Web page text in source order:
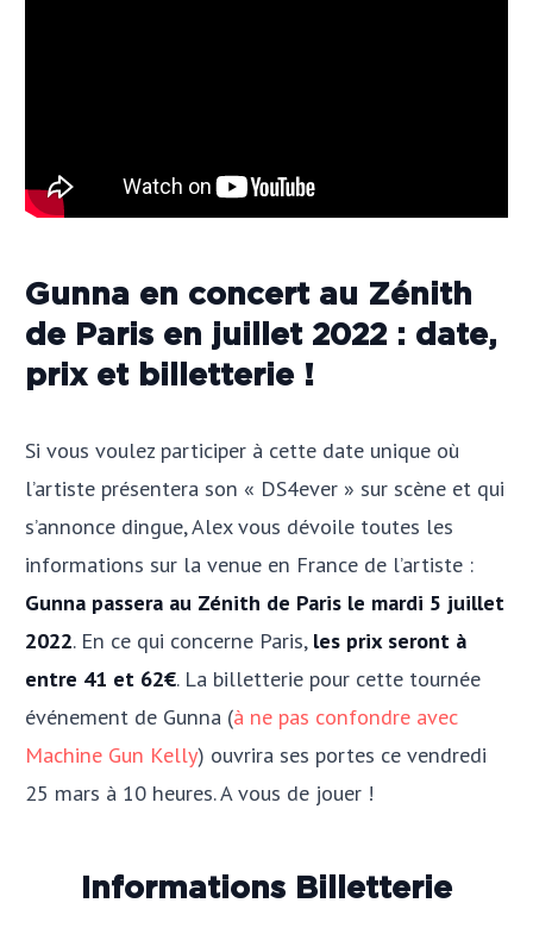
Gunna en concert au Zénith
de Paris en juillet 2022 : date,
prix et billetterie !
Si vous voulez participer à cette date unique où
l’artiste présentera son « DS4ever » sur scène et qui
s’annonce dingue, Alex vous dévoile toutes les
informations sur la venue en France de l’artiste :
Gunna passera au Zénith de Paris le mardi 5 juillet
2022. En ce qui concerne Paris, les prix seront à
entre 41 et 62€. La billetterie pour cette tournée
événement de Gunna (à ne pas confondre avec
Machine Gun Kelly) ouvrira ses portes ce vendredi
25 mars à 10 heures. A vous de jouer !
Informations Billetterie